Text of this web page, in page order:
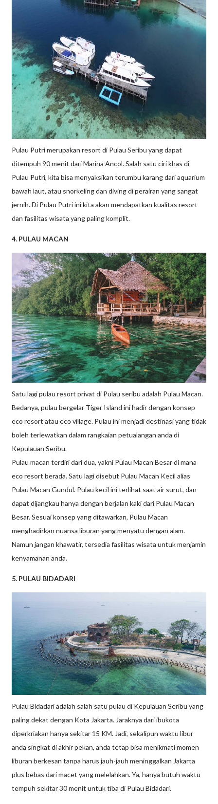
Pulau Putri merupakan resort di Pulau Seribu yang dapat
ditempuh 90 menit dari Marina Ancol. Salah satu ciri khas di
Pulau Putri, kita bisa menyaksikan terumbu karang dari aquarium
bawah laut, atau snorkeling dan diving di perairan yang sangat
jernih. Di Pulau Putri ini kita akan mendapatkan kualitas resort
dan fasilitas wisata yang paling komplit.
4. PULAU MACAN
Satu lagi pulau resort privat di Pulau seribu adalah Pulau Macan.
Bedanya, pulau bergelar Tiger Island ini hadir dengan konsep
eco resort atau eco village. Pulau ini menjadi destinasi yang tidak
boleh terlewatkan dalam rangkaian petualangan anda di
Kepulauan Seribu.
Pulau macan terdiri dari dua, yakni Pulau Macan Besar di mana
eco resort berada. Satu lagi disebut Pulau Macan Kecil alias
Pulau Macan Gundul. Pulau kecil ini terlihat saat air surut, dan
dapat dijangkau hanya dengan berjalan kaki dari Pulau Macan
Besar. Sesuai konsep yang ditawarkan, Pulau Macan
menghadirkan nuansa liburan yang menyatu dengan alam.
Namun jangan khawatir, tersedia fasilitas wisata untuk menjamin
kenyamanan anda.
5. PULAU BIDADARI
Pulau Bidadari adalah salah satu pulau di Kepulauan Seribu yang
paling dekat dengan Kota Jakarta. Jaraknya dari ibukota
diperkriakan hanya sekitar 15 KM. Jadi, sekalipun waktu libur
anda singkat di akhir pekan, anda tetap bisa menikmati momen
liburan berkesan tanpa harus jauh-jauh meninggalkan Jakarta
plus bebas dari macet yang melelahkan. Ya, hanya butuh waktu
tempuh sekitar 30 menit untuk tiba di Pulau Bidadari.